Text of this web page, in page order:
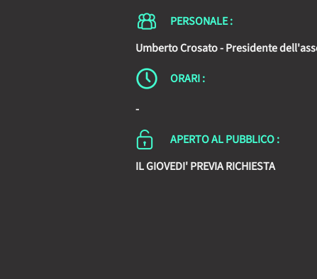
PERSONALE :
Umberto Crosato - Presidente
ORARI :
-
APERTO AL PUBBLICO :
IL GIOVEDI' PREVIA RICHIESTA